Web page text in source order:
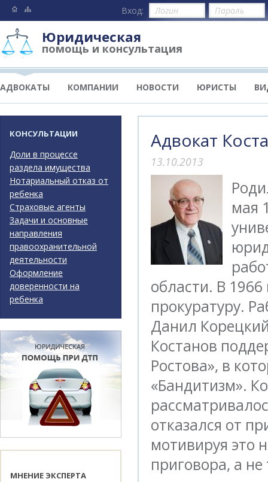
Вход:
Юридическая
помощь и консультация
АДВОКАТЫ КОМПАНИИ НОВОСТИ ЮРИСТЫ
Адвокат
13.10.2013
мая
области. В
прокуратуру.
Данил
Костанов
Ростова», в
«Бандитизм».
отказался от
мотивируя это
приговора, а
КОНСУЛЬТАЦИИ
Доли в процессе
раздела имущества
Нотариальный отказ от
ребенка
Страховые агенты
Задачи и основные
направления
правоохранительной
деятельности
Оформление
доверенности на
ребенка
МНЕНИЕ ЭКСПЕРТА